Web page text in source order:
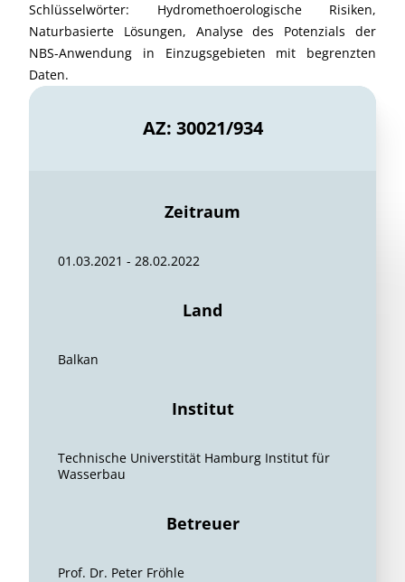
Schlüsselwörter: Hydromethoerologische Risiken,
Naturbasierte Lösungen, Analyse des Potenzials der
NBS-Anwendung in Einzugsgebieten mit begrenzten
Daten.
AZ: 30021/934
Zeitraum
01.03.2021 - 28.02.2022
Land
Balkan
Institut
Technische Universtität Hamburg Institut für
Wasserbau
Betreuer
Prof. Dr. Peter Fröhle